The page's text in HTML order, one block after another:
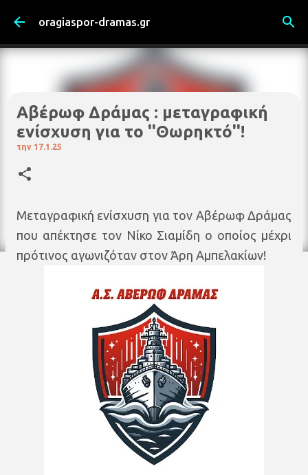
Μετάβαση στο κύριο περιεχόμενο
oragiaspor-dramas.gr
Αβέρωφ Δράμας : μεταγραφική
ενίσχυση για το ''Θωρηκτό''!
την 17.1.25
Μεταγραφική ενίσχυση για τον Αβέρωφ Δράμας
που απέκτησε τον Νίκο Σιαμίδη ο οποίος μέχρι
πρότινος αγωνιζόταν στον Άρη Αμπελακίων!